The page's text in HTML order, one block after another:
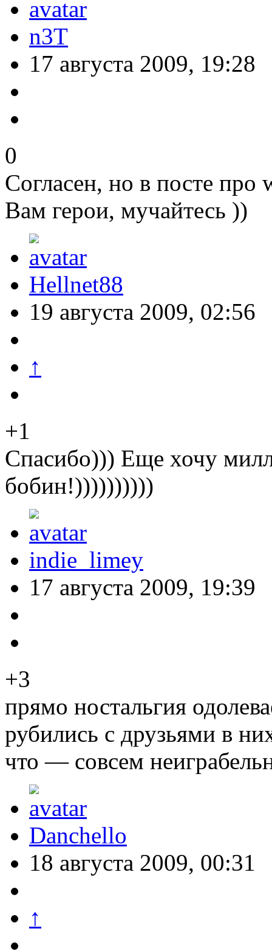
n3T
17 августа 2009, 19:28
0
Согласен, но в посте про
Вам герои, мучайтесь ))
Hellnet88
19 августа 2009, 02:56
↑
+1
Спасибо))) Еще хочу
бобин!))))))))))
indie_limey
17 августа 2009, 19:39
+3
прямо ностальгия
рубились с друзьями в
что — совсем
Danchello
18 августа 2009, 00:31
↑